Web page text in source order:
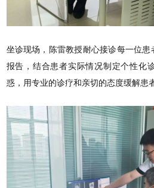
坐诊现场，陈雷教授耐心接诊每一位
报告，结合患者实际情况制定个性化
惑，用专业的诊疗和亲切的态度缓解患